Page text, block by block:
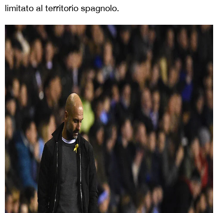
limitato al territorio spagnolo.